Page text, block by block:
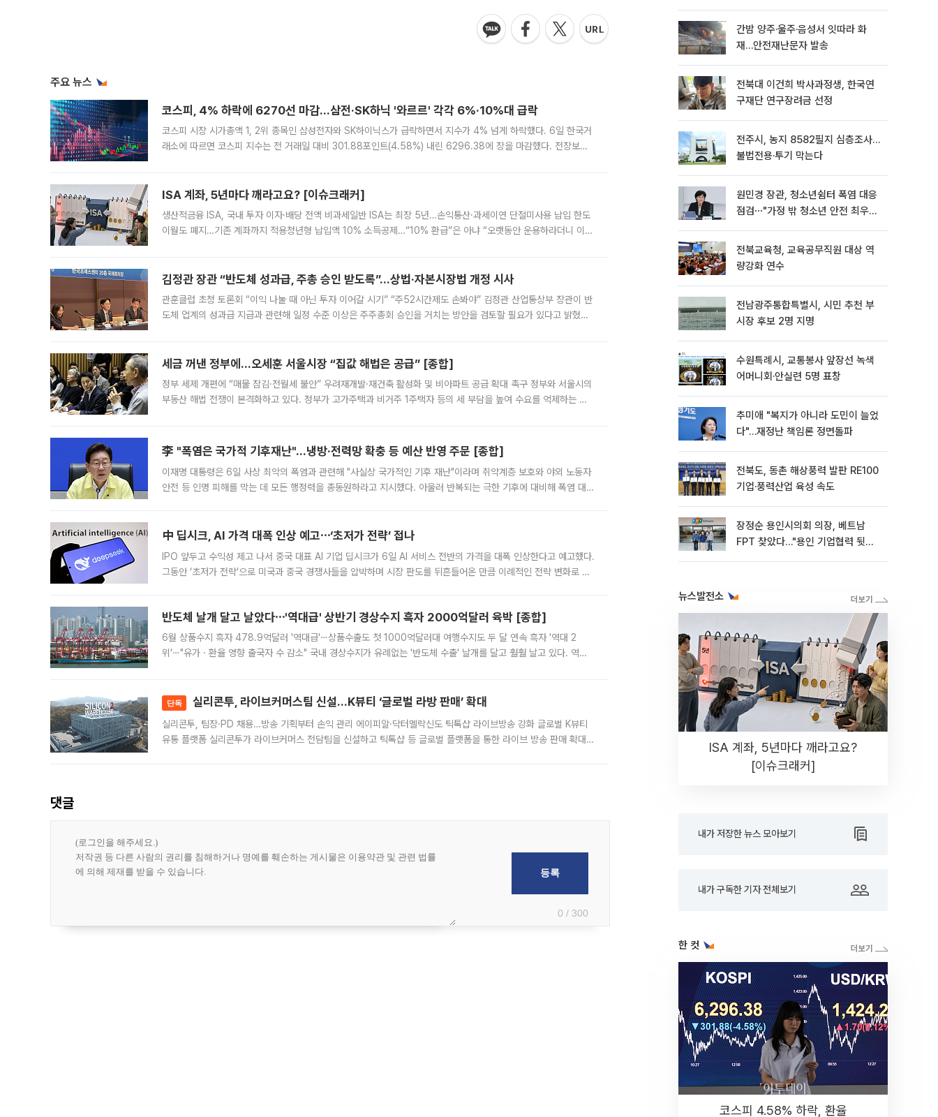
주요 뉴스
코스피, 4% 하락에 6270선 마감…삼전·SK하닉 '와르르' 각각 6%·10%대 급락
코스피 시장 시가총액 1, 2위 종목인 삼성전자와 SK하이닉스가 급락하면서 지수가 4% 넘게 하락했다. 6일 한국거
래소에 따르면 코스피 지수는 전 거래일 대비 301.88포인트(4.58%) 내린 6296.38에 장을 마감했다. 전장보다
ISA 계좌, 5년마다 깨라고요? [이슈크래커]
생산적금융 ISA, 국내 투자 이자·배당 전액 비과세일반 ISA는 최장 5년…손익통산·과세이연 단절미사용 납입 한도
이월도 폐지…기존 계좌까지 적용청년형 납입액 10% 소득공제…“10% 환급”은 아냐 “오랫동안 운용하라더니 이제
김정관 장관 “반도체 성과급, 주총 승인 받도록”…상법·자본시장법 개정 시사
관훈클럽 초청 토론회 “이익 나눌 때 아닌 투자 이어갈 시기” “주52시간제도 손봐야” 김정관 산업통상부 장관이 반
도체 업계의 성과급 지급과 관련해 일정 수준 이상은 주주총회 승인을 거치는 방안을 검토할 필요가 있다고 밝혔다.
세금 꺼낸 정부에…오세훈 서울시장 “집값 해법은 공급” [종합]
정부 세제 개편에 “매물 잠김·전월세 불안” 우려재개발·재건축 활성화 및 비아파트 공급 확대 촉구 정부와 서울시의
부동산 해법 전쟁이 본격화하고 있다. 정부가 고가주택과 비거주 1주택자 등의 세 부담을 높여 수요를 억제하는 카
李 "폭염은 국가적 기후재난"…냉방·전력망 확충 등 예산 반영 주문 [종합]
이재명 대통령은 6일 사상 최악의 폭염과 관련해 "사실상 국가적인 기후 재난"이라며 취약계층 보호와 야외 노동자
안전 등 인명 피해를 막는 데 모든 행정력을 총동원하라고 지시했다. 아울러 반복되는 극한 기후에 대비해 폭염 대응
中 딥시크, AI 가격 대폭 인상 예고⋯‘초저가 전략’ 접나
IPO 앞두고 수익성 제고 나서 중국 대표 AI 기업 딥시크가 6일 AI 서비스 전반의 가격을 대폭 인상한다고 예고했다.
그동안 ‘초저가 전략’으로 미국과 중국 경쟁사들을 압박하며 시장 판도를 뒤흔들어온 만큼 이례적인 전략 변화로 평
반도체 날개 달고 날았다⋯'역대급' 상반기 경상수지 흑자 2000억달러 육박 [종합]
6월 상품수지 흑자 478.9억달러 '역대급'⋯상품수출도 첫 1000억달러대 여행수지도 두 달 연속 흑자 '역대 2
위'⋯"유가ㆍ환율 영향 출국자 수 감소" 국내 경상수지가 유례없는 '반도체 수출' 날개를 달고 훨훨 날고 있다. 역대
단독 실리콘투, 라이브커머스팀 신설…K뷰티 ‘글로벌 라방 판매’ 확대
실리콘투, 팀장·PD 채용…방송 기획부터 손익 관리 에이피알·닥터멜락신도 틱톡샵 라이브방송 강화 글로벌 K뷰티
유통 플랫폼 실리콘투가 라이브커머스 전담팀을 신설하고 틱톡샵 등 글로벌 플랫폼을 통한 라이브 방송 판매 확대에
댓글
0 / 300
간밤 양주·울주·음성서 잇따라 화
재…안전재난문자 발송
전북대 이건희 박사과정생, 한국연
구재단 연구장려금 선정
전주시, 농지 8582필지 심층조사…
불법전용·투기 막는다
원민경 장관, 청소년쉼터 폭염 대응
점검⋯"가정 밖 청소년 안전 최우
전북교육청, 교육공무직원 대상 역
량강화 연수
전남광주통합특별시, 시민 추천 부
시장 후보 2명 지명
수원특례시, 교통봉사 앞장선 녹색
어머니회·안실련 5명 표창
추미애 "복지가 아니라 도민이 늘었
다"…재정난 책임론 정면돌파
전북도, 동촌 해상풍력 발판 RE100
기업·풍력산업 육성 속도
장정순 용인시의회 의장, 베트남
FPT 찾았다…"용인 기업협력 뒷받
뉴스발전소
ISA 계좌, 5년마다 깨라고요?
[이슈크래커]
내가 저장한 뉴스 모아보기
내가 구독한 기자 전체보기
한 컷
코스피 4.58% 하락, 환율